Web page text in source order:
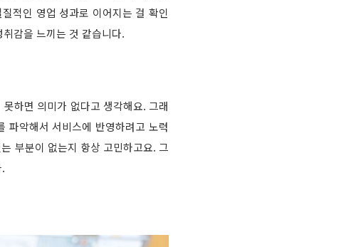
적인 영업 성과로 이어지는 걸 확인
감을 느끼는 것 같습니다.
하면 의미가 없다고 생각해요. 그래
악해서 서비스에 반영하려고 노력
부분이 없는지 항상 고민하고요. 그